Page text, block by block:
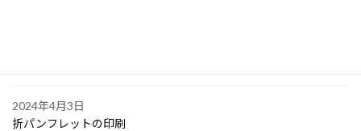
2024年4月3日
折パンフレットの印刷